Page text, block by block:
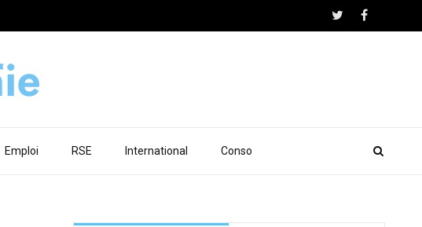
Emploi RSE International Conso